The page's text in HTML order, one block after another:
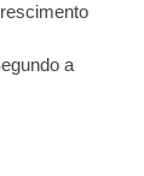
a